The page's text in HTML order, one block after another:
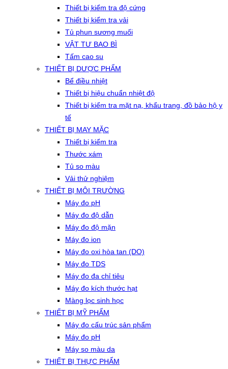
Thiết bị kiểm tra độ cứng
Thiết bị kiểm tra vải
Tủ phun sương muối
VẬT TƯ BAO BÌ
Tấm cao su
THIẾT BỊ DƯỢC PHẨM
Bể điều nhiệt
Thiết bị hiệu chuẩn nhiệt độ
Thiết bị kiểm tra mặt nạ, khẩu trang, đồ bảo hộ y
tế
THIẾT BỊ MAY MẶC
Thiết bị kiểm tra
Thước xám
Tủ so màu
Vải thử nghiệm
THIẾT BỊ MÔI TRƯỜNG
Máy đo pH
Máy đo độ dẫn
Máy đo độ mặn
Máy đo ion
Máy đo oxi hòa tan (DO)
Máy đo TDS
Máy đo đa chỉ tiêu
Máy đo kích thước hạt
Màng lọc sinh học
THIẾT BỊ MỸ PHẨM
Máy đo cấu trúc sản phẩm
Máy đo pH
Máy so màu da
THIẾT BỊ THỰC PHẨM